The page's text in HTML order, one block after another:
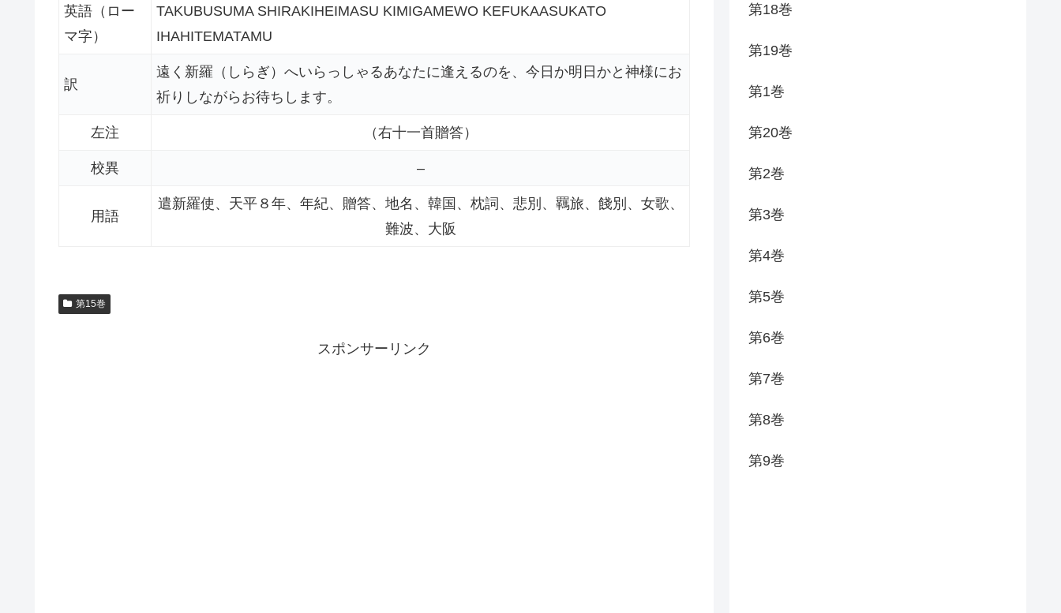
英語（ロー
マ字）
TAKUBUSUMA SHIRAKIHEIMASU KIMIGAMEWO KEFUKAASUKATO
IHAHITEMATAMU
訳
遠く新羅（しらぎ）へいらっしゃるあなたに逢えるのを、今日か明日かと神様にお
祈りしながらお待ちします。
左注 （右十一首贈答）
校異 –
用語
遣新羅使、天平８年、年紀、贈答、地名、韓国、枕詞、悲別、羈旅、餞別、女歌、
難波、大阪
第15巻
スポンサーリンク
第18巻
第19巻
第1巻
第20巻
第2巻
第3巻
第4巻
第5巻
第6巻
第7巻
第8巻
第9巻